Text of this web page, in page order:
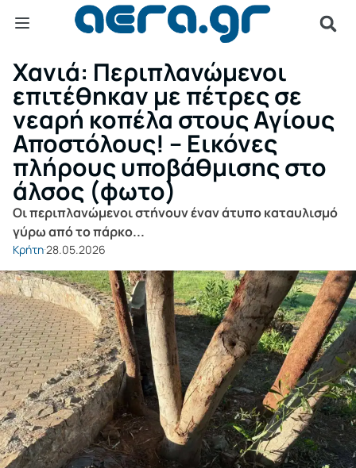
Χανιά: Περιπλανώμενοι
επιτέθηκαν με πέτρες σε
νεαρή κοπέλα στους Αγίους
Αποστόλους! – Εικόνες
πλήρους υποβάθμισης στο
άλσος (φωτο)
Οι περιπλανώμενοι στήνουν έναν άτυπο καταυλισμό
γύρω από το πάρκο...
Κρήτη28.05.2026